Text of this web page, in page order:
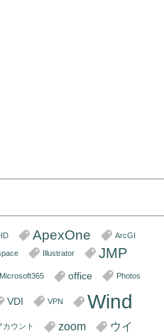
ApexOne ArcGI
Illustrator JMP
Microsoft365 office Photos
VDI VPN
Wind
カウント zoom ウイ